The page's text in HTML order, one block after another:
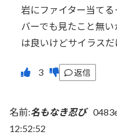
岩にファイター当て
バーでも見たこと無
は良いけどサイラス
返信
名前:名もなき忍び
12:52:52